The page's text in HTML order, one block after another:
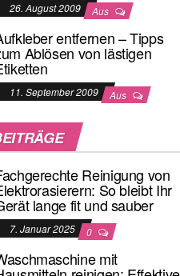
26. August 2009 Aus
entfernen – Tipps
Ablösen von lästigen
11. September 2009 Aus
Reinigung von
So bleibt Ihr
lange fit und sauber
7. Januar 2025 0
mit